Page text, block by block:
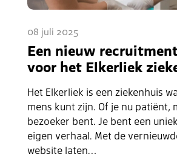
08 juli 2025
Een nieuw
voor het Elkerliek
Het Elkerliek is een ziekenhuis
mens kunt zijn. Of je nu patiënt,
bezoeker bent. Je bent een
eigen verhaal. Met de
website laten…